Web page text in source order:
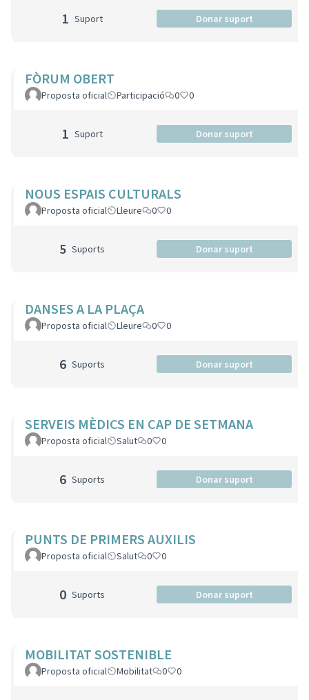
1 Suport Donar suport
FÒRUM OBERT
Proposta oficial Participació 0 0
1 Suport Donar suport
NOUS ESPAIS CULTURALS
Proposta oficial Lleure 0 0
5 Suports Donar suport
DANSES A LA PLAÇA
Proposta oficial Lleure 0 0
6 Suports Donar suport
SERVEIS MÈDICS EN CAP DE SETMANA
Proposta oficial Salut 0 0
6 Suports Donar suport
PUNTS DE PRIMERS AUXILIS
Proposta oficial Salut 0 0
0 Suports Donar suport
MOBILITAT SOSTENIBLE
Proposta oficial Mobilitat 0 0